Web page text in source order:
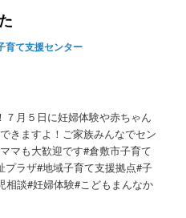
育て支援センター
月５日に妊婦体験や赤ちゃん
きますよ！ご家族みんなでセン
マも大歓迎です#倉敷市子育て
ラザ#地域子育て支援拠点#子
談#妊婦体験#こどもまんなか